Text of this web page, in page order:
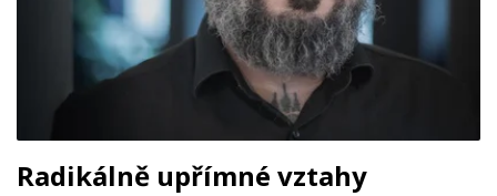
Radikálně upřímné vztahy